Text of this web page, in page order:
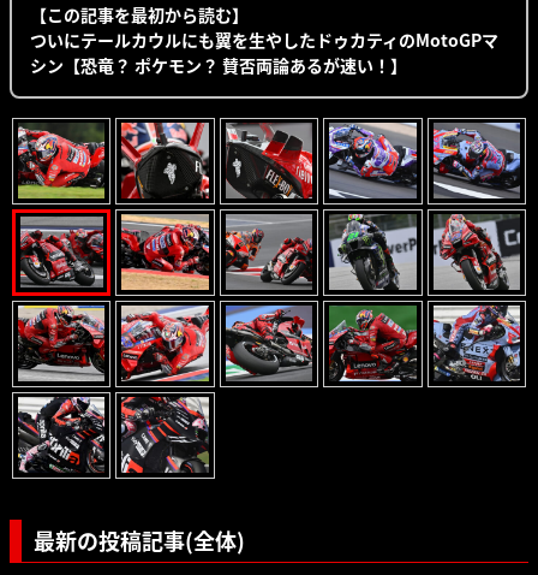
【この記事を最初から読む】
ついにテールカウルにも翼を生やしたドゥカティのMotoGPマ
シン【恐竜？ ポケモン？ 賛否両論あるが速い！】
最新の投稿記事(全体)